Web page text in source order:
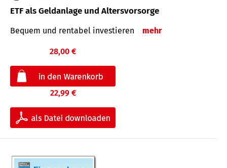
ETF als Geldanlage und Altersvorsorge
Bequem und rentabel investieren mehr
28,00 €
22,99 €